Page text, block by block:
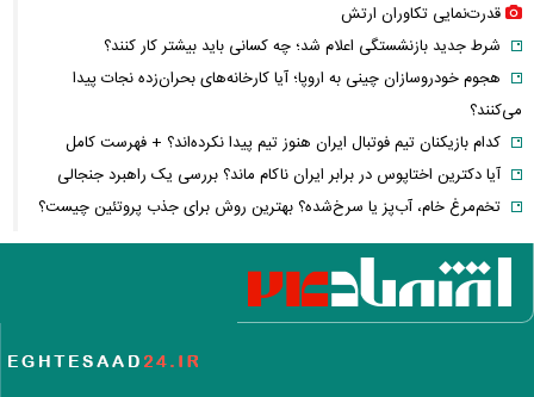
قدرت‌نمایی تکاوران ارتش
شرط جدید بازنشستگی اعلام شد؛ چه کسانی باید بیشتر کار کنند؟
هجوم خودروسازان چینی به اروپا؛ آیا کارخانه‌های بحران‌زده نجات پیدا
می‌کنند؟
کدام بازیکنان تیم فوتبال ایران هنوز تیم پیدا نکرده‌اند؟ + فهرست کامل
آیا دکترین اختاپوس در برابر ایران ناکام ماند؟ بررسی یک راهبرد جنجالی
تخم‌مرغ خام، آب‌پز یا سرخ‌شده؟ بهترین روش برای جذب پروتئین چیست؟
پشت پرده خودکفایی دارویی؛ چرا واردات همچنان حرف اول را می‌زند؟
حمله خلبانان ایرانی به پایگاه آمریکا بدون GPS
شرایط تغییر نام خانوادگی و شناسنامه اعلام شد+ مراحل، مدارک لازم و قوانین